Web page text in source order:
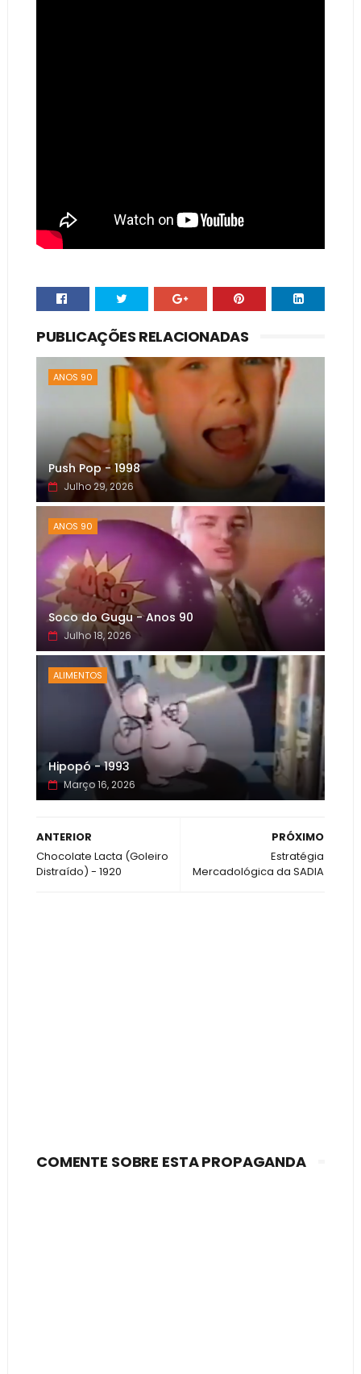
PUBLICAÇÕES RELACIONADAS
ANOS 90
Push Pop - 1998
Julho 29, 2026
ANOS 90
Soco do Gugu - Anos 90
Julho 18, 2026
ALIMENTOS
Hipopó - 1993
Março 16, 2026
PRÓXIMO
Estratégia
Mercadológica da SADIA
ANTERIOR
Chocolate Lacta (Goleiro
Distraído) - 1920
COMENTE SOBRE ESTA PROPAGANDA